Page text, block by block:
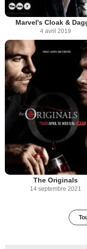
Marvel's Cloak &
4 avril 2019
The Originals
14 septembre 2021